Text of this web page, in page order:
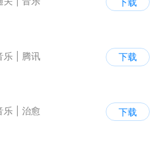
乐
腾讯
下载
乐
治愈
下载